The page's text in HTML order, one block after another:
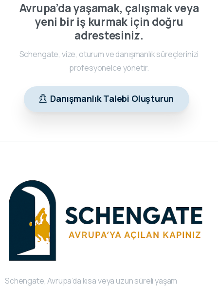
Avrupa’da yaşamak, çalışmak veya
yeni bir iş kurmak için doğru
adrestesiniz.
Schengate, vize, oturum ve danışmanlık süreçlerinizi
profesyonelce yönetir.
Danışmanlık Talebi Oluşturun
Schengate, Avrupa’da kısa veya uzun süreli yaşam